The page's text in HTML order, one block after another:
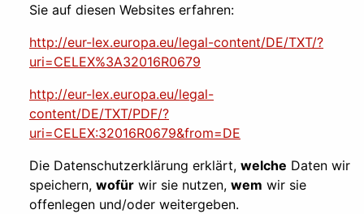
Sie auf diesen Websites erfahren:
http://eur-lex.europa.eu/legal-content/DE/TXT/?
uri=CELEX%3A32016R0679
http://eur-lex.europa.eu/legal-
content/DE/TXT/PDF/?
uri=CELEX:32016R0679&from=DE
Die Datenschutzerklärung erklärt, welche Daten wir
speichern, wofür wir sie nutzen, wem wir sie
offenlegen und/oder weitergeben.